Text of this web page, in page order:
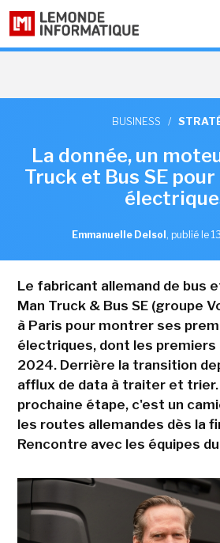
BUSINESS /
La donnée, un
Truck et Bus SE
Emmanuelle Delsol , publié le
Le fabricant allemand de bus
Man Truck & Bus SE (groupe
à Paris pour montrer ses
électriques, dont les premiers
2024. Derrière la transition
afflux de data à traiter et trier.
prochaine étape, c'est un
les routes allemandes dès la
Rencontre avec les équipes